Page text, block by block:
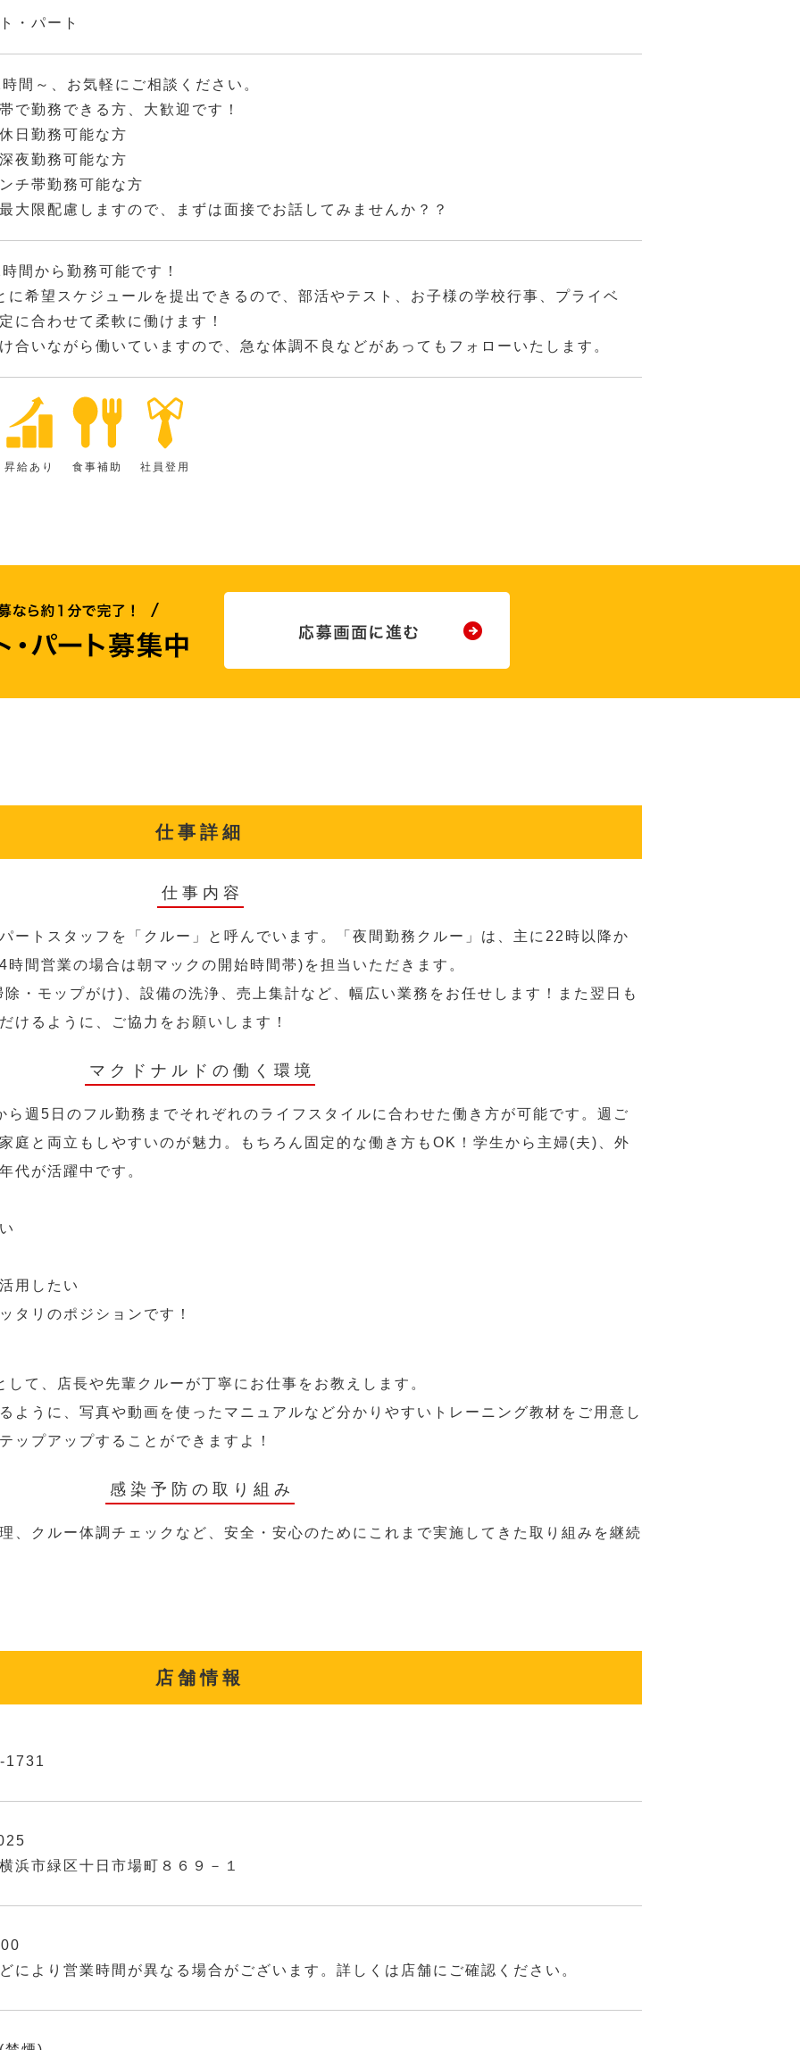
・パート
間～、お気軽にご相談ください。
で勤務できる方、大歓迎です！
日勤務可能な方
夜勤務可能な方
チ帯勤務可能な方
大限配慮しますので、まずは面接でお話してみませんか？？
間から勤務可能です！
に希望スケジュールを提出できるので、部活やテスト、お子様の学校行事、プライベ
に合わせて柔軟に働けます！
合いながら働いていますので、急な体調不良などがあってもフォローいたします。
昇給あり 食事補助 社員登用
仕事詳細
仕事内容
ートスタッフを「クルー」と呼んでいます。「夜間勤務クルー」は、主に22時以降か
間営業の場合は朝マックの開始時間帯)を担当いただきます。
・モップがけ)、設備の洗浄、売上集計など、幅広い業務をお任せします！また翌日も
けるように、ご協力をお願いします！
マクドナルドの働く環境
週5日のフル勤務までそれぞれのライフスタイルに合わせた働き方が可能です。週ご
庭と両立もしやすいのが魅力。もちろん固定的な働き方もOK！学生から主婦(夫)、外
代が活躍中です。
用したい
タリのポジションです！
て、店長や先輩クルーが丁寧にお仕事をお教えします。
ように、写真や動画を使ったマニュアルなど分かりやすいトレーニング教材をご用意し
ップアップすることができますよ！
感染予防の取り組み
、クルー体調チェックなど、安全・安心のためにこれまで実施してきた取り組みを継続
店舗情報
1731
浜市緑区十日市場町８６９－１
により営業時間が異なる場合がございます。詳しくは店舗にご確認ください。